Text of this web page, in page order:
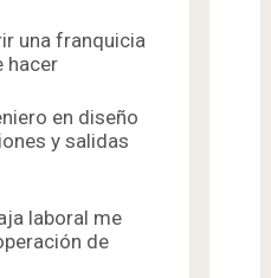
una franquicia
hacer
en diseño
y salidas
laboral me
de